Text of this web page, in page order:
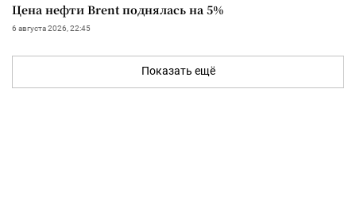
Цена нефти Brent поднялась на 5%
6 августа 2026, 22:45
Показать ещё